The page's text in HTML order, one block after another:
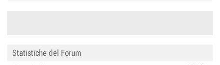
Statistiche del Forum